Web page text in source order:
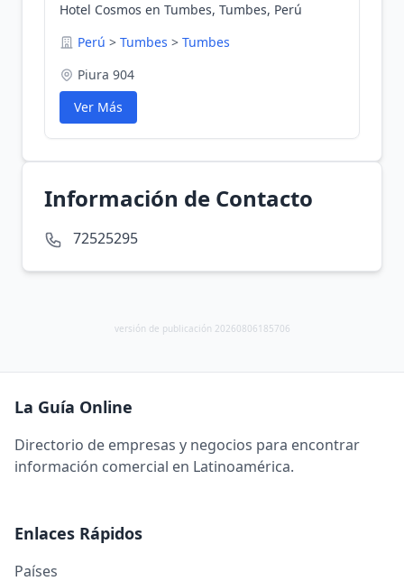
Hotel Cosmos en Tumbes, Tumbes, Perú
Perú > Tumbes > Tumbes
Piura 904
Ver Más
Información de Contacto
72525295
versión de publicación 20260806185706
La Guía Online
Directorio de empresas y negocios para encontrar
información comercial en Latinoamérica.
Enlaces Rápidos
Países